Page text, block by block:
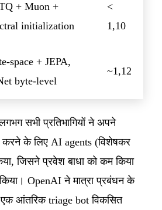
+ Muon +
initialization
<
1,10
space + JEPA,
byte-level
~1,12
सभी प्रतिभागियों ने अपने
के लिए AI agents (विशेषकर
जिसने प्रवेश बाधा को कम किया
OpenAI ने मात्रा प्रबंधन के
आंतरिक triage bot विकसित